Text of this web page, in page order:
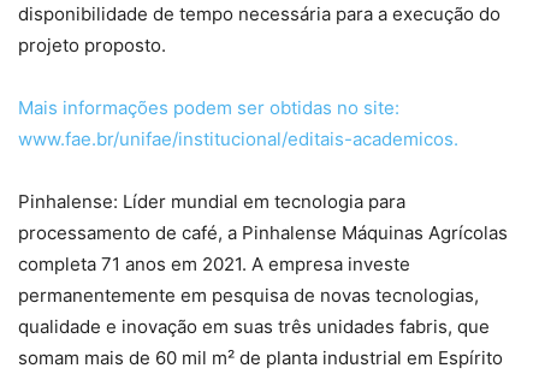
disponibilidade de tempo necessária para a execução do
projeto proposto.
Mais informações podem ser obtidas no site:
www.fae.br/unifae/institucional/editais-academicos.
Pinhalense: Líder mundial em tecnologia para
processamento de café, a Pinhalense Máquinas Agrícolas
completa 71 anos em 2021. A empresa investe
permanentemente em pesquisa de novas tecnologias,
qualidade e inovação em suas três unidades fabris, que
somam mais de 60 mil m² de planta industrial em Espírito